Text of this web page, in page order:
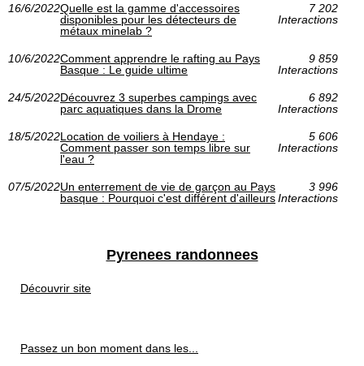
16/6/2022Quelle est la gamme d'accessoires
disponibles pour les détecteurs de
métaux minelab ?
7 202
Interactions
10/6/2022Comment apprendre le rafting au Pays
Basque : Le guide ultime
9 859
Interactions
24/5/2022Découvrez 3 superbes campings avec
parc aquatiques dans la Drome
6 892
Interactions
18/5/2022Location de voiliers à Hendaye :
Comment passer son temps libre sur
l'eau ?
5 606
Interactions
07/5/2022Un enterrement de vie de garçon au Pays
basque : Pourquoi c'est différent d'ailleurs
3 996
Interactions
Pyrenees randonnees
Découvrir site
Passez un bon moment dans les...